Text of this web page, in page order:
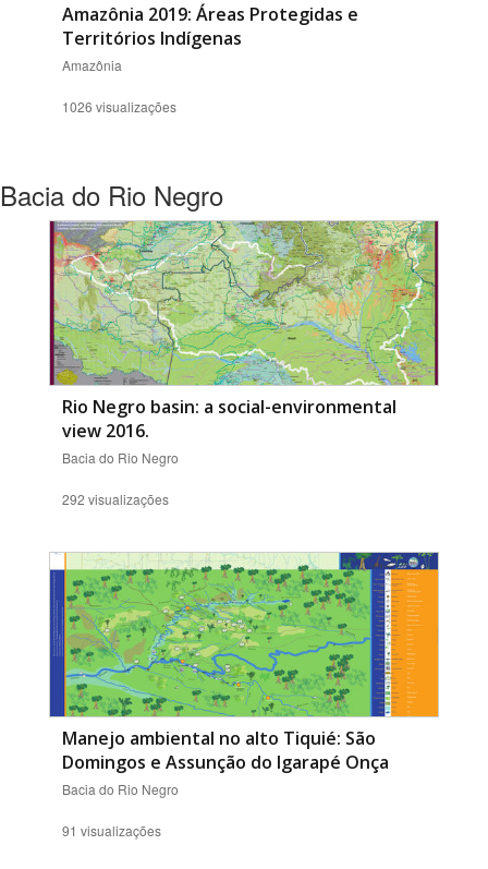
Amazônia 2019: Áreas Protegidas e
Territórios Indígenas
Amazônia
1026 visualizações
Bacia do Rio Negro
Rio Negro basin: a social-environmental
view 2016.
Bacia do Rio Negro
292 visualizações
Manejo ambiental no alto Tiquié: São
Domingos e Assunção do Igarapé Onça
Bacia do Rio Negro
91 visualizações